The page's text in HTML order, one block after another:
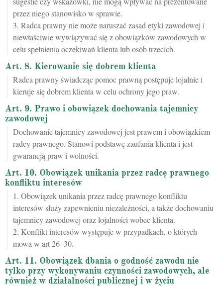
przez niego stanowisko w sprawie.
3. Radca prawny nie może naruszać zasad etyki zawodowej i
niewłaściwie wywiązywać się z obowiązków zawodowych w
celu spełnienia oczekiwań klienta lub osób trzecich.
Art. 8. Kierowanie się dobrem klienta
Radca prawny świadcząc pomoc prawną postępuje lojalnie i
kieruje się dobrem klienta w celu ochrony jego praw.
Art. 9. Prawo i obowiązek dochowania tajemnicy
zawodowej
Dochowanie tajemnicy zawodowej jest prawem i obowiązkiem
radcy prawnego. Stanowi podstawę zaufania klienta i jest
gwarancją praw i wolności.
Art. 10. Obowiązek unikania przez radcę prawnego
konfliktu interesów
1. Obowiązek unikania przez radcę prawnego konfliktu
interesów służy zapewnieniu niezależności, a także dochowaniu
tajemnicy zawodowej oraz lojalności wobec klienta.
2. Konflikt interesów występuje w przypadkach, o których
mowa w art 26–30.
Art. 11. Obowiązek dbania o godność zawodu nie
tylko przy wykonywaniu czynności zawodowych, ale
również w działalności publicznej i w życiu